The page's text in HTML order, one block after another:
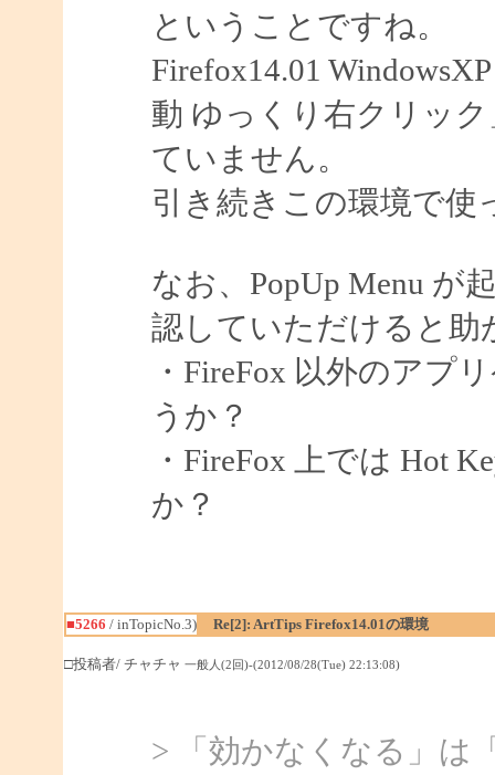
ということですね。
Firefox14.01
動 ゆっくり右クリッ
ていません。
引き続きこの環境で使
なお、PopUp Menu が
認していただけると助
・FireFox 以外のアプ
うか？
・FireFox 上では Hot
か？
■5266 / inTopicNo.3) Re[2]: ArtTips Firefox14.01の環境
□投稿者/ チャチャ 一般人(2回)-(2012/08/28(Tue) 22:13:08)
> 「効かなくなる」は